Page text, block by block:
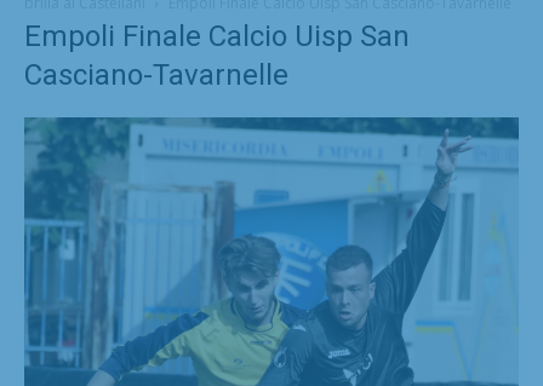
Empoli Finale Calcio Uisp San
Casciano-Tavarnelle